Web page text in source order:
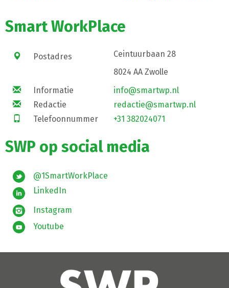
Smart WorkPlace
Postadres
Ceintuurbaan 28
8024 AA Zwolle
Informatie
info@smartwp.nl
Redactie
redactie@smartwp.nl
Telefoonnummer
+31 382024071
SWP op social media
@1SmartWorkPlace
LinkedIn
Instagram
Youtube